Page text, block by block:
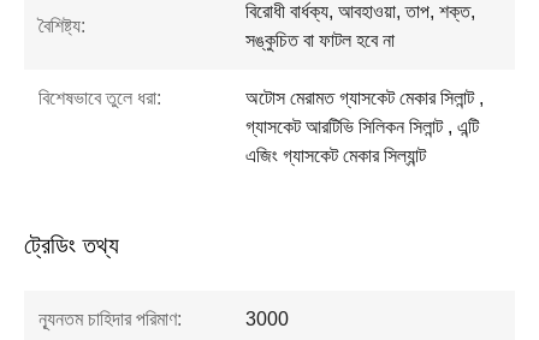
বৈশিষ্ট্য:
বিরোধী বার্ধক্য, আবহাওয়া, তাপ, শক্ত,
সঙ্কুচিত বা ফাটল হবে না
বিশেষভাবে তুলে ধরা:
অটোস মেরামত গ্যাসকেট মেকার সিলান্ট ,
গ্যাসকেট আরটিভি সিলিকন সিলান্ট , এন্টি
এজিং গ্যাসকেট মেকার সিল্যান্ট
ট্রেডিং তথ্য
ন্যূনতম চাহিদার পরিমাণ: 3000